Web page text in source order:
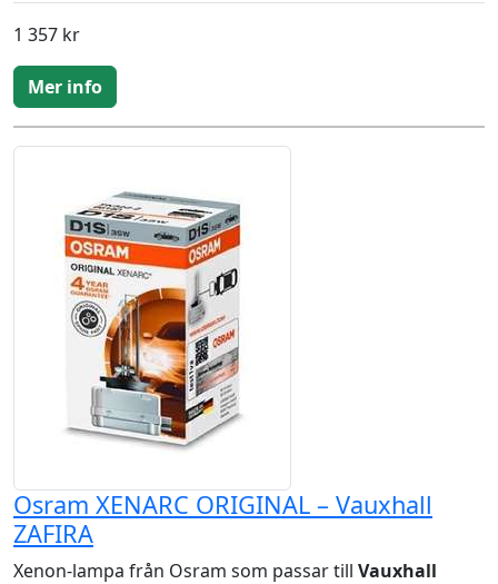
1 357 kr
Mer info
Osram XENARC ORIGINAL – Vauxhall
ZAFIRA
Xenon-lampa från Osram som passar till Vauxhall